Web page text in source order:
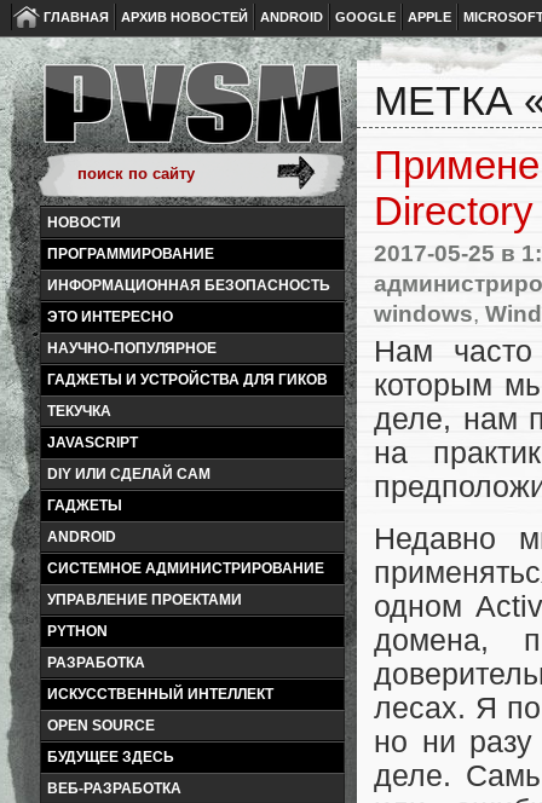
ГЛАВНАЯ АРХИВ НОВОСТЕЙ ANDROID GOOGLE APPLE
НОВОСТИ
ПРОГРАММИРОВАНИЕ
ИНФОРМАЦИОННАЯ БЕЗОПАСНОСТЬ
ЭТО ИНТЕРЕСНО
НАУЧНО-ПОПУЛЯРНОЕ
ГАДЖЕТЫ И УСТРОЙСТВА ДЛЯ ГИКОВ
ТЕКУЧКА
JAVASCRIPT
DIY ИЛИ СДЕЛАЙ САМ
ГАДЖЕТЫ
ANDROID
СИСТЕМНОЕ АДМИНИСТРИРОВАНИЕ
УПРАВЛЕНИЕ ПРОЕКТАМИ
PYTHON
РАЗРАБОТКА
ИСКУССТВЕННЫЙ ИНТЕЛЛЕКТ
OPEN SOURCE
БУДУЩЕЕ ЗДЕСЬ
ВЕБ-РАЗРАБОТКА
МЕТКА
Directory
2017-05-25 в
windows,
Нам часто
которым
деле, нам
на
Недавно
одном
домена,
лесах. Я
но ни
деле.